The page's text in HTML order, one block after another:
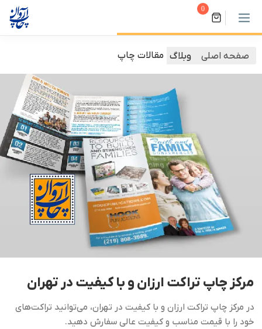
0
صفحه اصلی وبلاگ مقالات چاپ
مرکز چاپ تراکت ارزان و با کیفیت در تهران
در مرکز چاپ تراکت ارزان و با کیفیت در تهران، می‌توانید تراکت‌های
خود را با قیمت مناسب و کیفیت عالی سفارش دهید.